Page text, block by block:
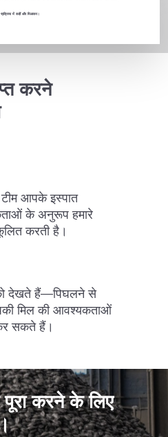
में कहीं और मिलाकर।
करने
टीम आपके इस्पात
के अनुरूप हमारे
करती है।
देखते हैं—पिघलने से
मिल की आवश्यकताओं
सकते हैं।
करने के लिए